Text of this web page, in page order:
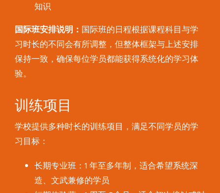
知识
国际班安排说明： 国际班的日程根据课程科目与学
习时长的不同会有所调整，但整体框架与上述安排
保持一致，确保每位学员都能获得系统化的学习体
验。
训练项目
学校提供多种时长的训练项目，满足不同学员的学
习目标：
长期专业班：1 年至多年制，适合希望系统深
造、文武兼修的学员